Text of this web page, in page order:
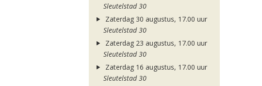
Sleutelstad 30
Zaterdag 30 augustus, 17.00 uur
Sleutelstad 30
Zaterdag 23 augustus, 17.00 uur
Sleutelstad 30
Zaterdag 16 augustus, 17.00 uur
Sleutelstad 30